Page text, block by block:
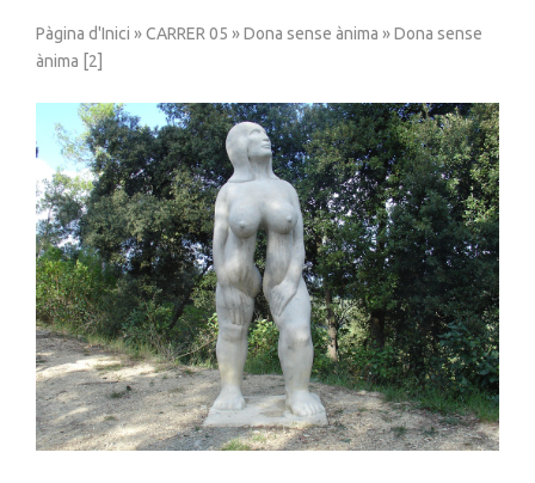
Pàgina d'Inici »CARRER 05 »Dona sense ànima » Dona sense
ànima [2]